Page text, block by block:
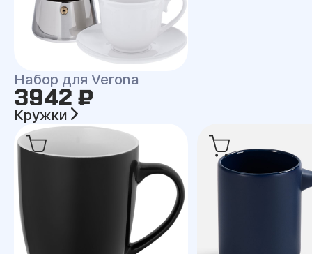
Набор для Verona
3942 ₽
Кружки